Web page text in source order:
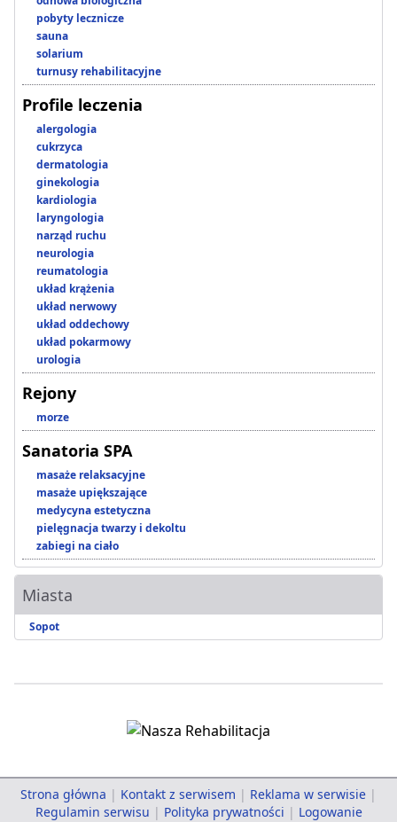
pobyty lecznicze
sauna
solarium
turnusy rehabilitacyjne
Profile leczenia
alergologia
cukrzyca
dermatologia
ginekologia
kardiologia
laryngologia
narząd ruchu
neurologia
reumatologia
układ krążenia
układ nerwowy
układ oddechowy
układ pokarmowy
urologia
Rejony
morze
Sanatoria SPA
masaże relaksacyjne
masaże upiększające
medycyna estetyczna
pielęgnacja twarzy i dekoltu
zabiegi na ciało
Miasta
Sopot
Strona główna | Kontakt z serwisem | Reklama w serwisie |
Regulamin serwisu | Polityka prywatności | Logowanie